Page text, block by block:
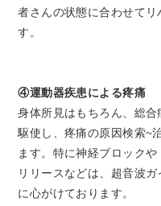
者さんの状態に合わせて
す。
④運動器疾患による疼痛
身体所見はもちろん、総
駆使し、疼痛の原因検索~
ます。特に神経ブロック
リリースなどは、超音波
に心がけております。